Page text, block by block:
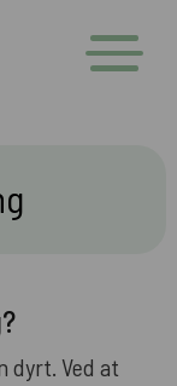
dyrt. Ved at